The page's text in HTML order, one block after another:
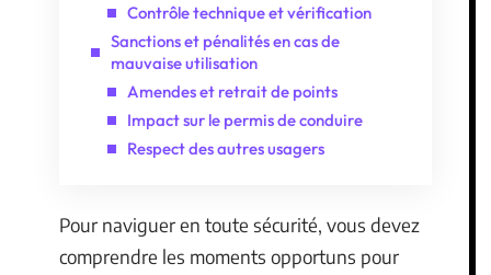
Contrôle technique et vérification
Sanctions et pénalités en cas de
mauvaise utilisation
Amendes et retrait de points
Impact sur le permis de conduire
Respect des autres usagers
Pour naviguer en toute sécurité, vous devez
comprendre les moments opportuns pour